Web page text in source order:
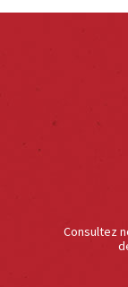
Consultez